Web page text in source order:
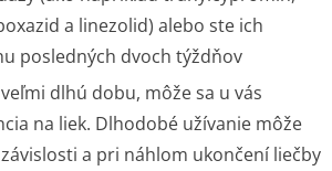
a linezolid) alebo ste ich
posledných dvoch týždňov
dlhú dobu, môže sa u vás
na liek. Dlhodobé užívanie môže
a pri náhlom ukončení liečby